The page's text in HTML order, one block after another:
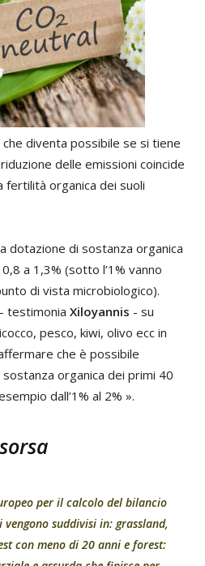
diventa possibile se si tiene
delle emissioni coincide
fertilità organica dei suoli
dotazione di sostanza organica
a 1,3% (sotto l’1% vanno
di vista microbiologico).
testimonia Xiloyannis - su
pesco, kiwi, olivo ecc in
che è possibile
organica dei primi 40
dall’1% al 2% ».
per il calcolo del bilancio
suddivisi in: grassland,
con meno di 20 anni e forest: